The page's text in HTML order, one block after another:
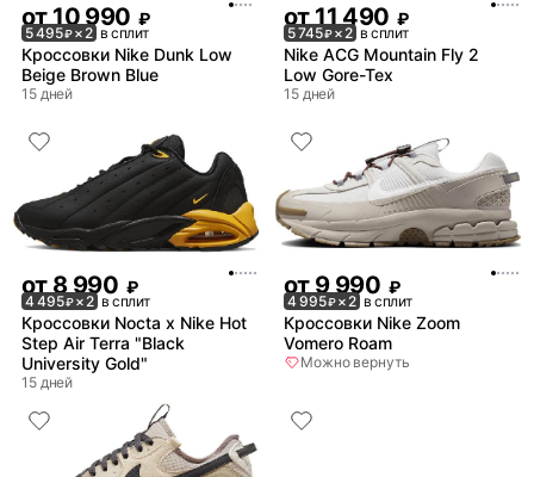
от 10 990 ₽
5 495₽× 2 в сплит
Кроссовки Nike Dunk Low
Beige Brown Blue
15 дней
от 11 490 ₽
5 745₽× 2 в сплит
Nike ACG Mountain Fly 2
Low Gore-Tex
15 дней
от8 990 ₽
4 495₽× 2 в сплит
Кроссовки Nocta x Nike Hot
Step Air Terra "Black
University Gold"
15 дней
от9 990 ₽
4 995₽× 2 в сплит
Кроссовки Nike Zoom
Vomero Roam
Можно вернуть